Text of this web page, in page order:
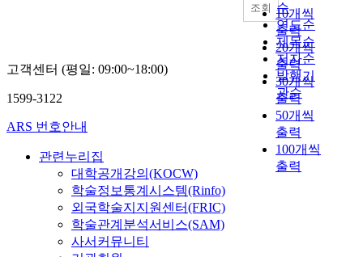
순
연도순
제목순
저자순
발행기
관순
10개씩
출력
20개씩
출력
30개씩
출력
50개씩
출력
100개씩
출력
조회
고객센터 (평일: 09:00~18:00)
1599-3122
ARS 번호안내
관련누리집
대학공개강의(KOCW)
학술정보통계시스템(Rinfo)
외국학술지지원센터(FRIC)
학술관계분석서비스(SAM)
사서커뮤니티